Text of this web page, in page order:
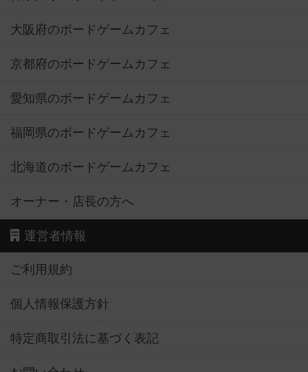
大阪府のボードゲームカフェ
京都府のボードゲームカフェ
愛知県のボードゲームカフェ
福岡県のボードゲームカフェ
北海道のボードゲームカフェ
オーナー・店長の方へ
運営者情報
ご利用規約
個人情報保護方針
特定商取引法に基づく表記